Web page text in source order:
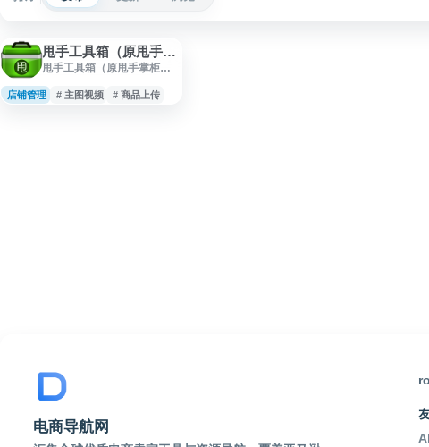
甩手工具箱（原甩手掌柜)
甩手工具箱（原甩手掌柜）
运营辅助软件，提供商品复
制、店铺复制、网店搬家、
店铺管理 # 主图视频 # 商品上传
电商导航网